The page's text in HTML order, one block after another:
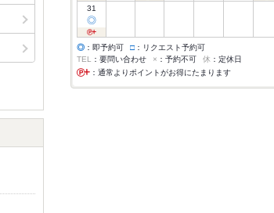
31
◎
◎ ：即予約可 □ ：リクエスト予約可
TEL
：要問い合わせ × ：予約不可 休 ：定休日
：通常よりポイントがお得にたまります